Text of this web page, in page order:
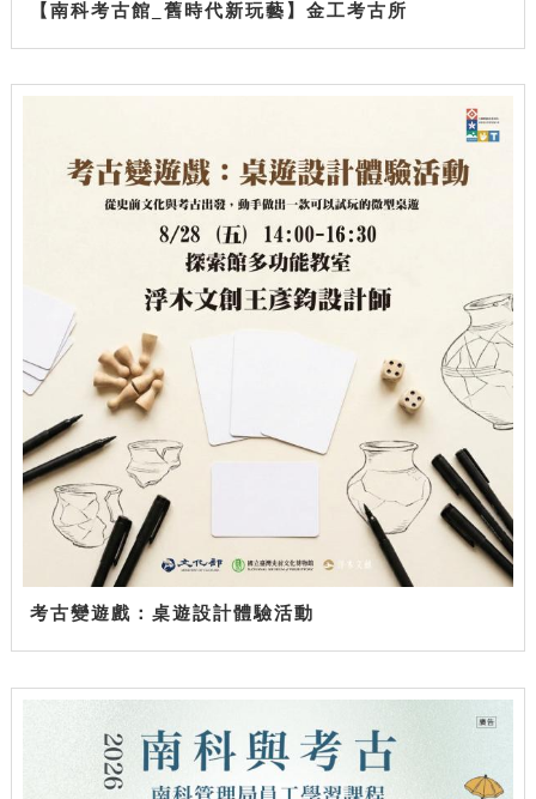
【南科考古館_舊時代新玩藝】金工考古所
考古變遊戲：桌遊設計體驗活動